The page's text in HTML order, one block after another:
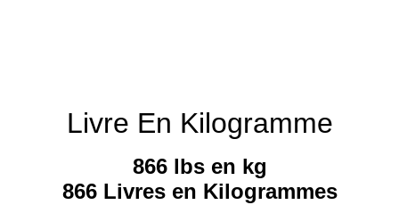
Livre En Kilogramme
866 lbs en kg
866 Livres en Kilogrammes